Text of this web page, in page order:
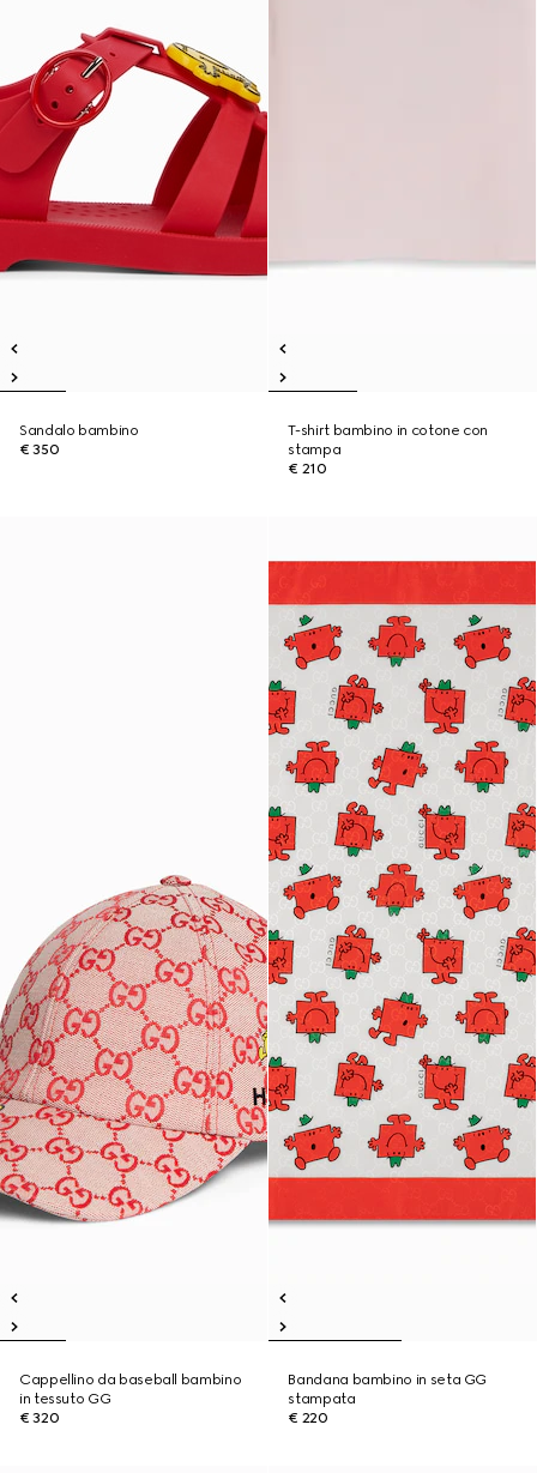
Sandalo bambino
€ 350
T-shirt bambino in cotone con
stampa
€ 210
Cappellino da baseball bambino
in tessuto GG
€ 320
Bandana bambino in seta GG
stampata
€ 220